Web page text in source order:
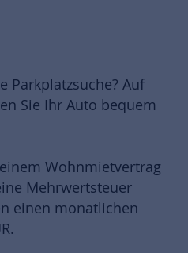
Parkplatzsuche? Auf
Sie Ihr Auto bequem
Wohnmietvertrag
Mehrwertsteuer
einen monatlichen